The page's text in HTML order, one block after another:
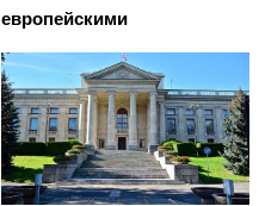
европейскими